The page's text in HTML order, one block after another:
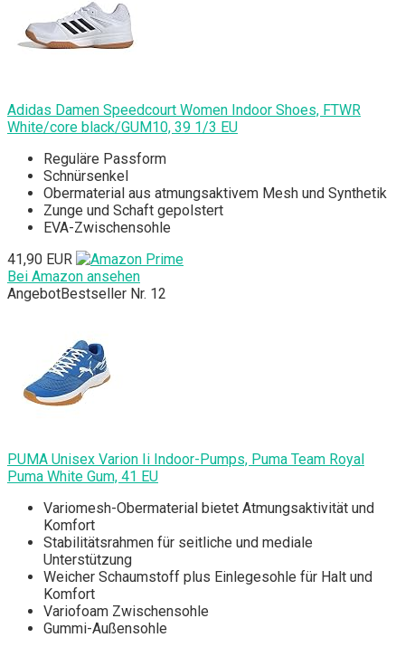
Adidas Damen Speedcourt Women Indoor Shoes, FTWR
White/core black/GUM10, 39 1/3 EU
Reguläre Passform
Schnürsenkel
Obermaterial aus atmungsaktivem Mesh und Synthetik
Zunge und Schaft gepolstert
EVA-Zwischensohle
41,90 EUR
Bei Amazon ansehen
AngebotBestseller Nr. 12
PUMA Unisex Varion Ii Indoor-Pumps, Puma Team Royal
Puma White Gum, 41 EU
Variomesh-Obermaterial bietet Atmungsaktivität und
Komfort
Stabilitätsrahmen für seitliche und mediale
Unterstützung
Weicher Schaumstoff plus Einlegesohle für Halt und
Komfort
Variofoam Zwischensohle
Gummi-Außensohle